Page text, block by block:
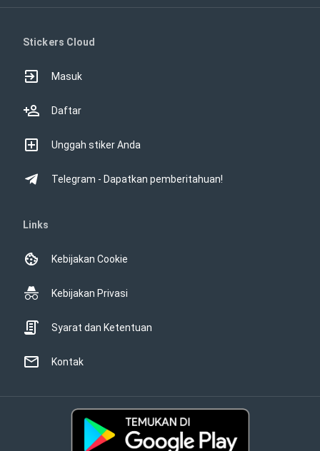
Stickers Cloud
Masuk
Daftar
Unggah stiker Anda
Telegram - Dapatkan pemberitahuan!
Links
Kebijakan Cookie
Kebijakan Privasi
Syarat dan Ketentuan
Kontak